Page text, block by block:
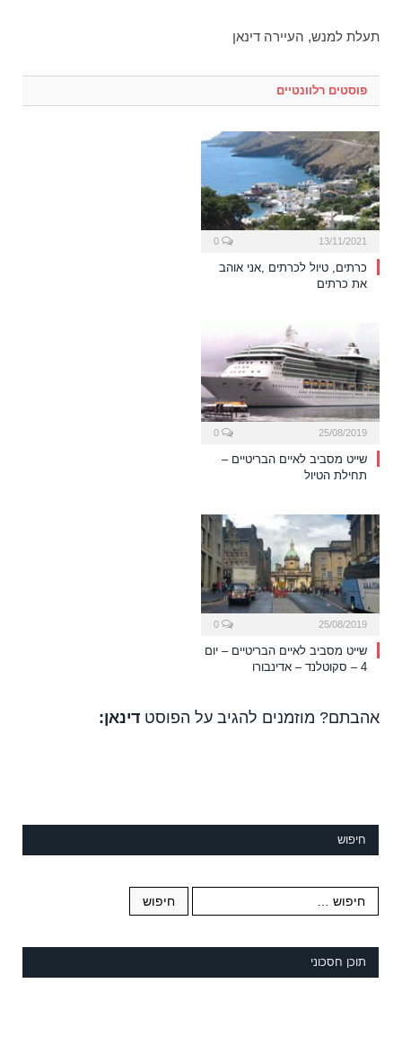
תעלת למנש, העיירה דינאן
פוסטים רלוונטיים
13/11/2021
כרתים, טיול לכרתים ,אני אוהב
את כרתים
25/08/2019
שייט מסביב לאיים הבריטיים –
תחילת הטיול
25/08/2019
שייט מסביב לאיים הבריטיים – יום
4 – סקוטלנד – אדינבורו
אהבתם? מוזמנים להגיב על הפוסט דינאן:
חיפוש
תוכן חסכוני